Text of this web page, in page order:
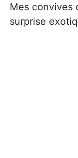
Mes convives
surprise